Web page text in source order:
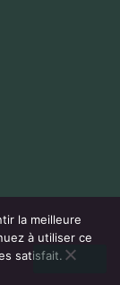
14 jours.
la meilleure
à utiliser ce
satisfait.